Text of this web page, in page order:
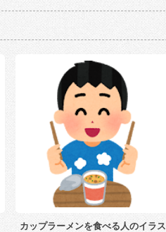
カップラーメンを食べる人のイラス